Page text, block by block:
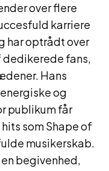
over flere
karriere
har optrådt over
dedikerede fans,
Hans
og
publikum får
som Shape of
musikerskab.
begivenhed,